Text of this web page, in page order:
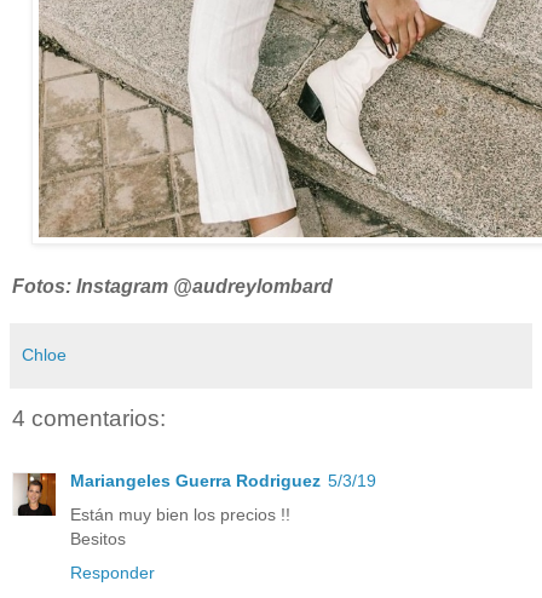
Fotos: Instagram @audreylombard
Chloe
4 comentarios:
Mariangeles Guerra Rodriguez 5/3/19
Están muy bien los precios !!
Besitos
Responder